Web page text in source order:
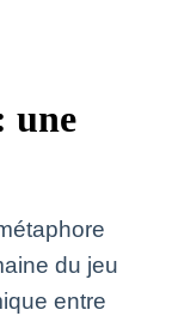
une
du jeu
entre